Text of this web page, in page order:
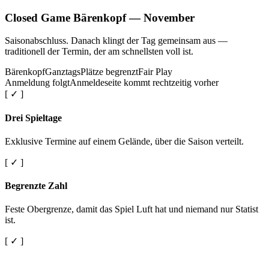
Closed Game Bärenkopf — November
Saisonabschluss. Danach klingt der Tag gemeinsam aus —
traditionell der Termin, der am schnellsten voll ist.
BärenkopfGanztagsPlätze begrenztFair Play
Anmeldung folgtAnmeldeseite kommt rechtzeitig vorher
[ ✓ ]
Drei Spieltage
Exklusive Termine auf einem Gelände, über die Saison verteilt.
[ ✓ ]
Begrenzte Zahl
Feste Obergrenze, damit das Spiel Luft hat und niemand nur Statist
ist.
[ ✓ ]